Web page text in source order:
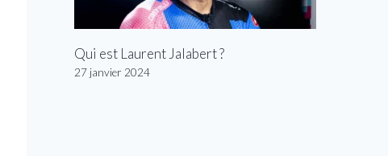
Qui est Laurent Jalabert ?
27 janvier 2024